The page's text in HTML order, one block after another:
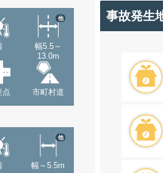
幅5.5～
13.0m
他
点 市町村道
幅～5.5m
他
事故発生